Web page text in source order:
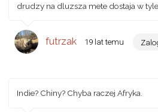
drudzy na dluzsza mete dostaja w
futrzak 19 lat temu
Indie? Chiny? Chyba raczej Afryka.